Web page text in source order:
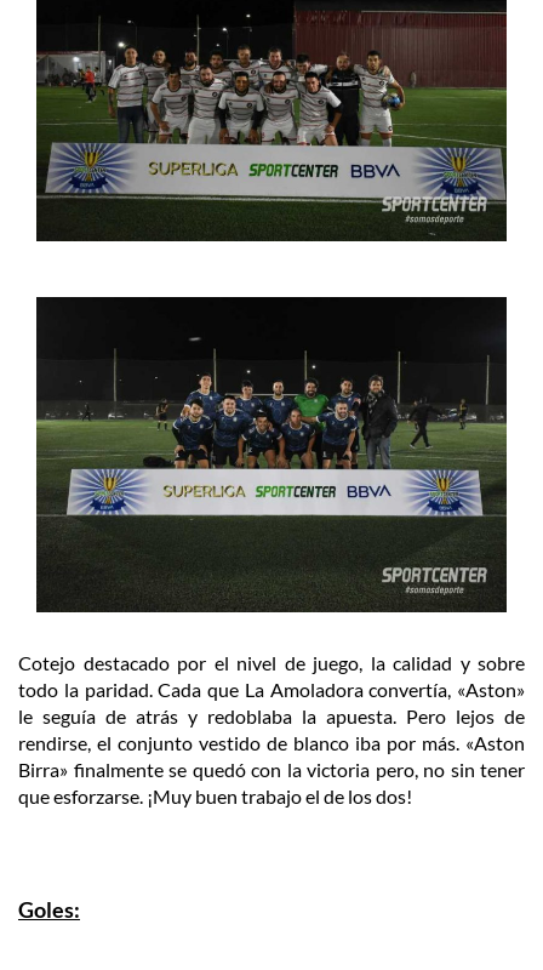
Cotejo destacado por el nivel de juego, la calidad y sobre
todo la paridad. Cada que La Amoladora convertía, «Aston»
le seguía de atrás y redoblaba la apuesta. Pero lejos de
rendirse, el conjunto vestido de blanco iba por más. «Aston
Birra» finalmente se quedó con la victoria pero, no sin tener
que esforzarse. ¡Muy buen trabajo el de los dos!
Goles: